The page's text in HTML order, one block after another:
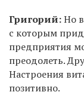
Григорий:Но
с которым
предприятия
преодолеть.
Настроения
позитивно.